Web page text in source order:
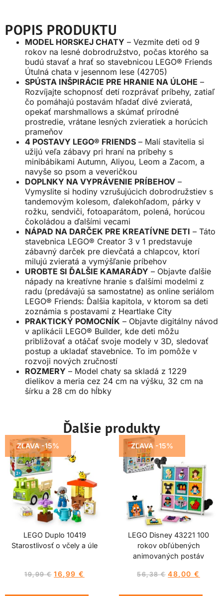
POPIS PRODUKTU
MODEL HORSKEJ CHATY – Vezmite deti od 9
rokov na lesné dobrodružstvo, počas ktorého sa
budú stavať a hrať so stavebnicou LEGO® Friends
Útulná chata v jesennom lese (42705)
SPÚSTA INŠPIRÁCIE PRE HRANIE NA ÚLOHE –
Rozvíjajte schopnosť detí rozprávať príbehy, zatiaľ
čo pomáhajú postavám hľadať divé zvieratá,
opekať marshmallows a skúmať prírodné
prostredie, vrátane lesných zvieratiek a horúcich
prameňov
4 POSTAVY LEGO® FRIENDS – Malí stavitelia si
užijú veľa zábavy pri hraní na príbehy s
minibábikami Autumn, Aliyou, Leom a Zacom, a
navyše so psom a veveričkou
DOPLNKY NA VYPRÁVENIE PRÍBEHOV –
Vymyslite si hodiny vzrušujúcich dobrodružstiev s
tandemovým kolesom, ďalekohľadom, párky v
rožku, sendviči, fotoaparátom, polená, horúcou
čokoládou a ďalšími vecami
NÁPAD NA DARČEK PRE KREATÍVNE DETI – Táto
stavebnica LEGO® Creator 3 v 1 predstavuje
zábavný darček pre dievčatá a chlapcov, ktorí
milujú zvieratá a vymýšľanie príbehov
UROBTE SI ĎALŠIE KAMARÁDY – Objavte ďalšie
nápady na kreatívne hranie s ďalšími modelmi z
radu (predávajú sa samostatne) as online seriálom
LEGO® Friends: Ďalšia kapitola, v ktorom sa deti
zoznámia s postavami z Heartlake City
PRAKTICKÝ POMOCNÍK – Objavte digitálny návod
v aplikácii LEGO® Builder, kde deti môžu
približovať a otáčať svoje modely v 3D, sledovať
postup a ukladať stavebnice. To im pomôže v
rozvoji nových zručností
ROZMERY – Model chaty sa skladá z 1229
dielikov a meria cez 24 cm na výšku, 32 cm na
šírku a 28 cm do hĺbky
Ďalšie produkty
ZĽAVA -15%
LEGO Duplo 10419
Starostlivosť o včely a úle
19,99€ 16,99€
ZĽAVA -15%
LEGO Disney 43221 100
rokov obľúbených
animovaných postáv
56,38€ 48,00€